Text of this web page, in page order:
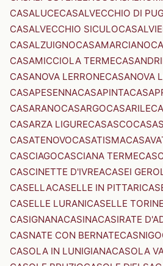
CASALUCECASALVECCHIO DI
CASALVECCHIO SICULO
CASALZUIGNOCASAMARCIANO
CASAMICCIOLA TERME
CASANOVA LERRONECASANOVA
CASAPESENNACASAPINTA
CASARANOCASARGOCASARILE
CASARZA LIGURECASASCO
CASATENOVOCASATISMA
CASCIAGOCASCIANA TERME
CASCINETTE D'IVREACASEI
CASELLACASELLE IN PITTARI
CASELLE LURANICASELLE
CASIGNANACASINACASIRATE
CASNATE CON BERNATECASNIGO
CASOLA IN LUNIGIANACASOLA